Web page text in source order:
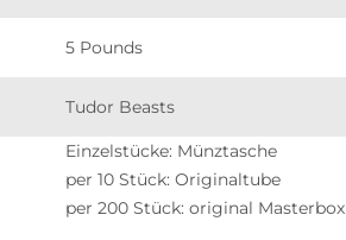
5 Pounds
Tudor Beasts
Einzelstücke: Münztasche
per 10 Stück: Originaltube
per 200 Stück: original Masterbox